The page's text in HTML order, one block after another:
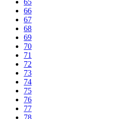
65
66
67
68
69
70
71
72
73
74
75
76
77
78